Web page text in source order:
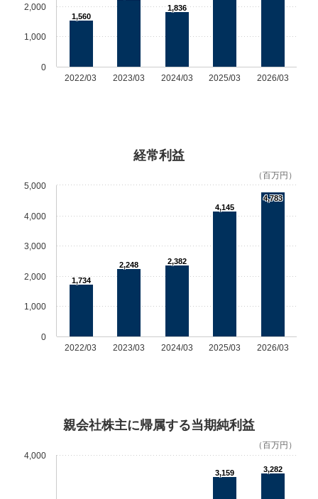
1,560
1,836
2022/03 2023/03 2024/03 2025/03 2026/03
0
1,000
2,000
（百万円）
経常利益
1,734
2,248 2,382
4,145
4,783
2022/03 2023/03 2024/03 2025/03 2026/03
0
1,000
2,000
3,000
4,000
5,000
（百万円）
親会社株主に帰属する当期純利益
3,159 3,282
4,000